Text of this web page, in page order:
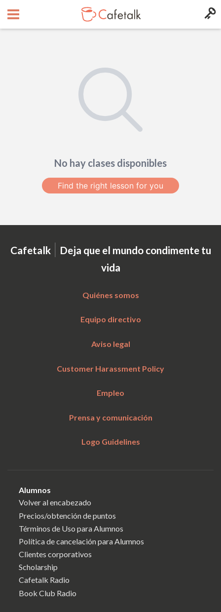
No hay clases disponibles
Find the right lesson for you
Cafetalk | Deja que el mundo condimente tu
vida
Quiénes somos
Equipo directivo
Aviso legal
Customer Harassment Policy
Empleo
Prensa y comunicación
Logo Guidelines
Alumnos
Volver al encabezado
Precios/obtención de puntos
Términos de Uso para Alumnos
Política de cancelación para Alumnos
Clientes corporativos
Scholarship
Cafetalk Radio
Book Club Radio